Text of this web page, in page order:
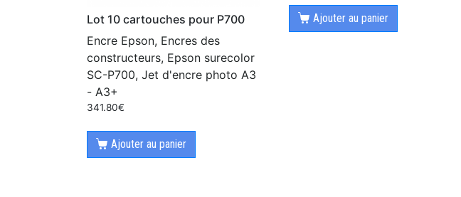
Lot 10 cartouches pour P700
Encre Epson, Encres des
constructeurs, Epson surecolor
SC-P700, Jet d'encre photo A3
- A3+
341.80€
Ajouter au panier
Ajouter au panier